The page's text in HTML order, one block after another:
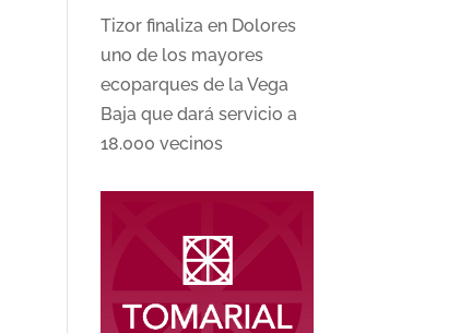
Tizor finaliza en Dolores
uno de los mayores
ecoparques de la Vega
Baja que dará servicio a
18.000 vecinos